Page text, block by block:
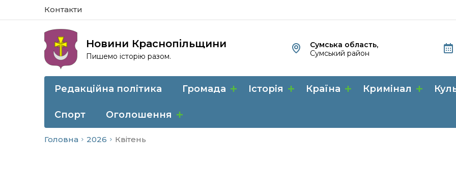
Контакти
Новини Краснопільщини
Пишемо історію разом.
Сумська область,
Сумський район
Редакційна політика Громада Історія Країна Кримінал
Спорт Оголошення
Головна 2026 Квітень